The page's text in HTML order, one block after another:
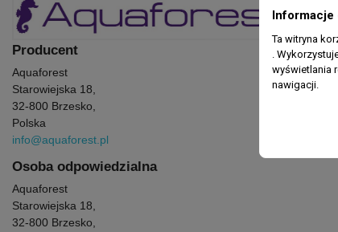
Producent
Aquaforest
Starowiejska 18,
32-800 Brzesko,
Polska
info@aquaforest.pl
Osoba odpowiedzialna
Aquaforest
Starowiejska 18,
32-800 Brzesko,
Informacje
Ta witryna
.
wyświetlania
nawigacji.